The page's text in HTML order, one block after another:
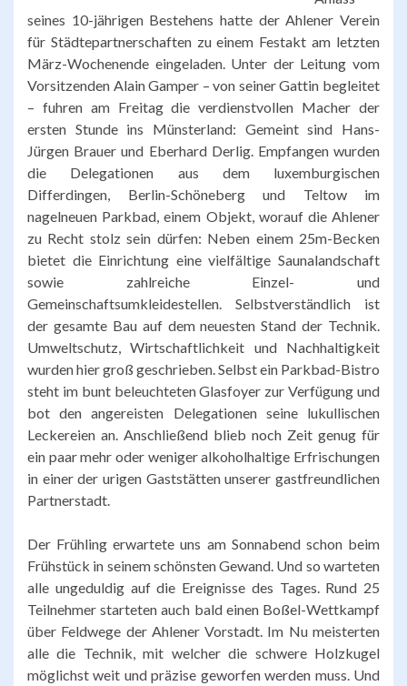
seines 10-jährigen Bestehens hatte der Ahlener Verein
für Städtepartnerschaften zu einem Festakt am letzten
März-Wochenende eingeladen. Unter der Leitung vom
Vorsitzenden Alain Gamper – von seiner Gattin begleitet
– fuhren am Freitag die verdienstvollen Macher der
ersten Stunde ins Münsterland: Gemeint sind Hans-
Jürgen Brauer und Eberhard Derlig. Empfangen wurden
die Delegationen aus dem luxemburgischen
Differdingen, Berlin-Schöneberg und Teltow im
nagelneuen Parkbad, einem Objekt, worauf die Ahlener
zu Recht stolz sein dürfen: Neben einem 25m-Becken
bietet die Einrichtung eine vielfältige Saunalandschaft
sowie zahlreiche Einzel- und
Gemeinschaftsumkleidestellen. Selbstverständlich ist
der gesamte Bau auf dem neuesten Stand der Technik.
Umweltschutz, Wirtschaftlichkeit und Nachhaltigkeit
wurden hier groß geschrieben. Selbst ein Parkbad-Bistro
steht im bunt beleuchteten Glasfoyer zur Verfügung und
bot den angereisten Delegationen seine lukullischen
Leckereien an. Anschließend blieb noch Zeit genug für
ein paar mehr oder weniger alkoholhaltige Erfrischungen
in einer der urigen Gaststätten unserer gastfreundlichen
Partnerstadt.
Der Frühling erwartete uns am Sonnabend schon beim
Frühstück in seinem schönsten Gewand. Und so warteten
alle ungeduldig auf die Ereignisse des Tages. Rund 25
Teilnehmer starteten auch bald einen Boßel-Wettkampf
über Feldwege der Ahlener Vorstadt. Im Nu meisterten
alle die Technik, mit welcher die schwere Holzkugel
möglichst weit und präzise geworfen werden muss. Und